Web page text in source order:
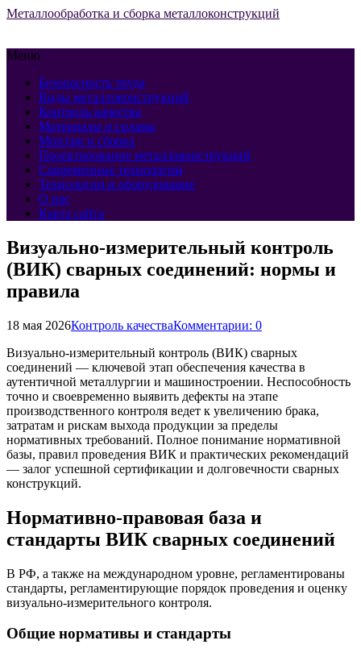
Металлообработка и сборка металлоконструкций
Меню
Безопасность труда
Виды металлоконструкций
Контроль качества
Материалы и сплавы
Монтаж и сборка
Проектирование металлоконструкций
Современные технологии
Технологии и оборудование
О нас
Карта сайта
Визуально-измерительный контроль
(ВИК) сварных соединений: нормы и
правила
18 мая 2026Контроль качестваКомментарии: 0
Визуально-измерительный контроль (ВИК) сварных
соединений — ключевой этап обеспечения качества в
аутентичной металлургии и машиностроении. Неспособность
точно и своевременно выявить дефекты на этапе
производственного контроля ведет к увеличению брака,
затратам и рискам выхода продукции за пределы
нормативных требований. Полное понимание нормативной
базы, правил проведения ВИК и практических рекомендаций
— залог успешной сертификации и долговечности сварных
конструкций.
Нормативно-правовая база и
стандарты ВИК сварных соединений
В РФ, а также на международном уровне, регламентированы
стандарты, регламентирующие порядок проведения и оценку
визуально-измерительного контроля.
Общие нормативы и стандарты